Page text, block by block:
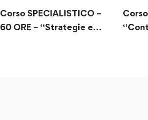
Corso SPECIALISTICO –
60 ORE – “Strategie e